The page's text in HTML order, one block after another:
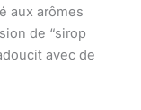
aux arômes
de “sirop
avec de